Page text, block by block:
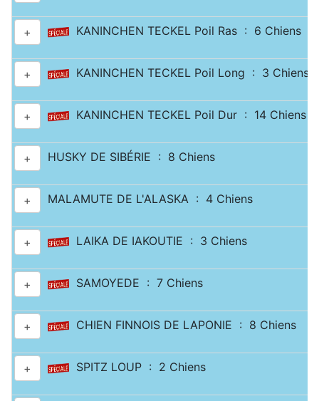
+ KANINCHEN TECKEL Poil Ras : 6 Chiens
+ KANINCHEN TECKEL Poil Long : 3 Chiens
+ KANINCHEN TECKEL Poil Dur : 14 Chiens
+ HUSKY DE SIBÉRIE : 8 Chiens
+ MALAMUTE DE L'ALASKA : 4 Chiens
+ LAIKA DE IAKOUTIE : 3 Chiens
+ SAMOYEDE : 7 Chiens
+ CHIEN FINNOIS DE LAPONIE : 8 Chiens
+ SPITZ LOUP : 2 Chiens